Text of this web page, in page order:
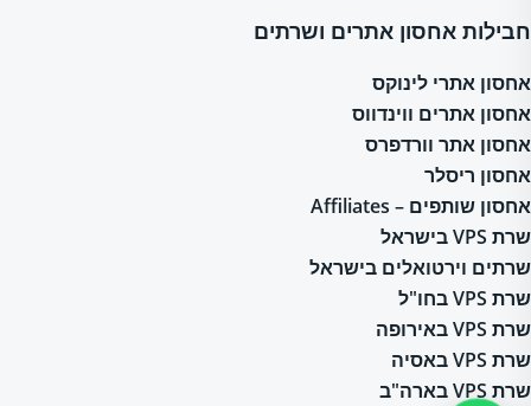
חבילות אחסון אתרים ושרתים
אחסון אתרי לינוקס
אחסון אתרים ווינדווס
אחסון אתר וורדפרס
אחסון ריסלר
אחסון שותפים – Affiliates
שרת VPS בישראל
שרתים וירטואלים בישראל
שרת VPS בחו"ל
שרת VPS באירופה
שרת VPS באסיה
שרת VPS בארה"ב